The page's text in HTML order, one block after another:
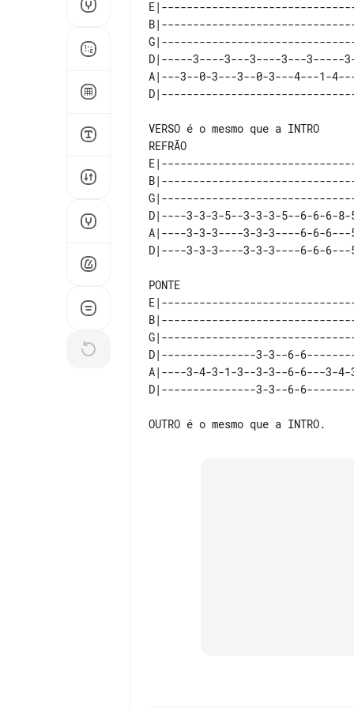
D|-----3----3---3----3---
A|---3--0-3---3--0-3---4---1-
REFRÃO
D|----3-3-3-5--3-3-3-5--6-6-
A|----3-3-3----3-3-3----6-6-
PONTE
D|---------------3-3--6-
A|----3-4-3-1-3--3-3--6-6---